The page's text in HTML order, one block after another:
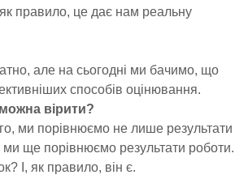
правило, це дає нам реальну
але на сьогодні ми бачимо, що
способів оцінювання.
вірити?
ми порівнюємо не лише результати
ми ще порівнюємо результати роботи.
І, як правило, він є.